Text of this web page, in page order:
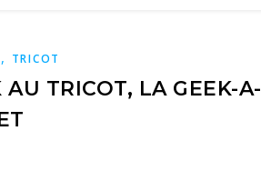
, TRICOT
AU TRICOT, LA GEEK-A-